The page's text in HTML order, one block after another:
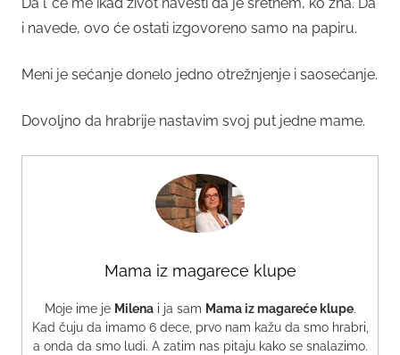
i navede, ovo će ostati izgovoreno samo na papiru.
Meni je sećanje donelo jedno otrežnjenje i saosećanje.
Dovoljno da hrabrije nastavim svoj put jedne mame.
Mama iz magarece klupe
Moje ime je Milenai ja sam Mama iz magareće klupe.
Kad čuju da imamo 6 dece, prvo nam kažu da smo hrabri,
a onda da smo ludi. A zatim nas pitaju kako se snalazimo.